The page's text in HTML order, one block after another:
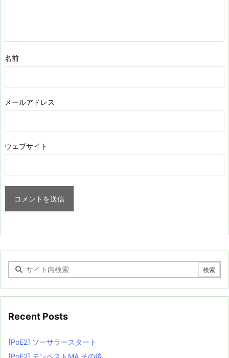
名前
メールアドレス
ウェブサイト
Recent Posts
[PoE2] ソーサラースタート
[PoE2] テンペストMA その後…